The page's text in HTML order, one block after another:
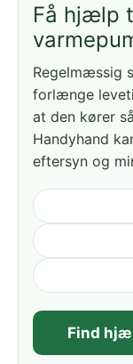
Få hjælp
Regelmæssig
forlænge
at den kører
Handyhand
eftersyn og
Find